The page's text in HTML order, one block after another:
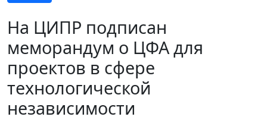
На ЦИПР подписан
меморандум о ЦФА для
проектов в сфере
технологической
независимости